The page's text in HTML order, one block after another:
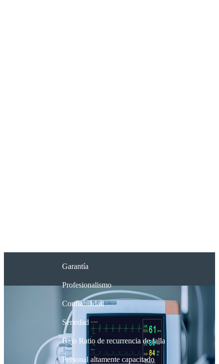
Garantía
Profesionalismo
Confiabilidad
Seriedad
Bajo Ratio de recurrencia de falla
Personal altamente capacitado